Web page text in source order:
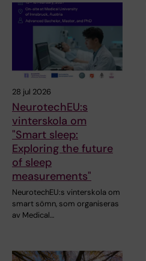
28 jul 2026
NeurotechEU:s
vinterskola om
"Smart sleep:
Exploring the future
of sleep
measurements"
NeurotechEU:s vinterskola om
smart sömn, som organiseras
av Medical…